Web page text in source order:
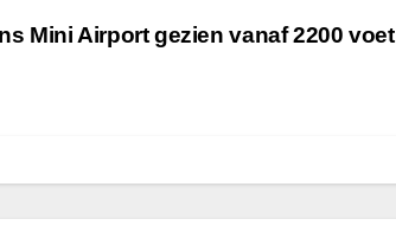
Mini Airport gezien vanaf 2200 voet